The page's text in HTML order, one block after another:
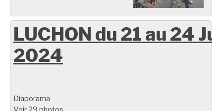
LUCHON du 21 au 24
2024
Diaporama